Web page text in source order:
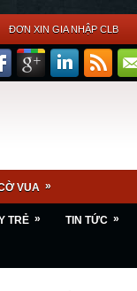
ĐƠN XIN GIA NHẬP CLB
VUA »
TRẺ » TIN TỨC »